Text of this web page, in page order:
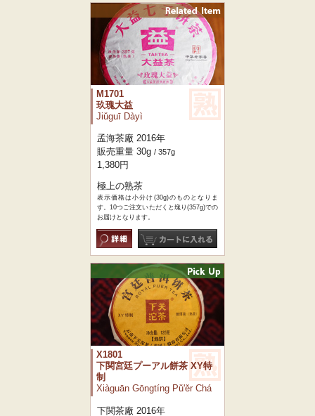
M1701
玖瑰大益
Jiǔguī Dàyì
孟海茶廠 2016年
販売重量 30g / 357g
1,380円
極上の熟茶
表示価格は小分け(30g)のものとなりま
す。10つご注文いただくと塊り(357g)での
お届けとなります。
X1801
下関宮廷プーアル餅茶 XY特
制
Xiàguān Gōngtíng Pǔ'ěr Chá
下関茶廠 2016年